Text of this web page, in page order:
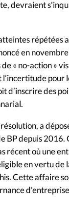
devraient
en
« no-action »
pour
des
a
BP depuis 2016.
récent où une
en vertu de
Cette affaire